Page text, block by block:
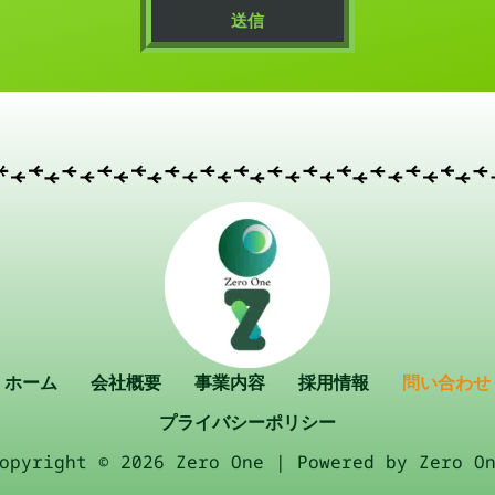
ホーム 会社概要 事業内容 採用情報
問い合わせ
プライバシーポリシー
© 2026 Zero One | Powered by Zero